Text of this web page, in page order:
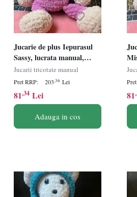
Jucarie de plus Iepurasul
Sassy, lucrata manual,
handmade, textil, roz/alb,
37 cm
Jucarii tricotate manual
Pret RRP: 203,36 Lei
81,34 Lei
Adauga in cos
cm
81